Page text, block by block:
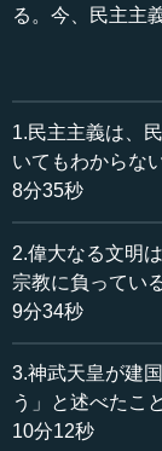
る。今、民主主
てきた民主主義
た民主主義とも
思い込んでいる
主主義以外の思
い民主主義を全
（全13話中第13
収録日：2025年
追加日：2025年
カテゴリー：
哲学・思想
≪全文≫
●歴史を勉強
―― 執行先生、
く中、思い出し
生にお話しいた
です。
1.民主主義は、
いてもわからな
8分35秒
2.偉大なる文明
宗教に負ってい
9分34秒
3.神武天皇が建
う」と述べたこ
10分12秒